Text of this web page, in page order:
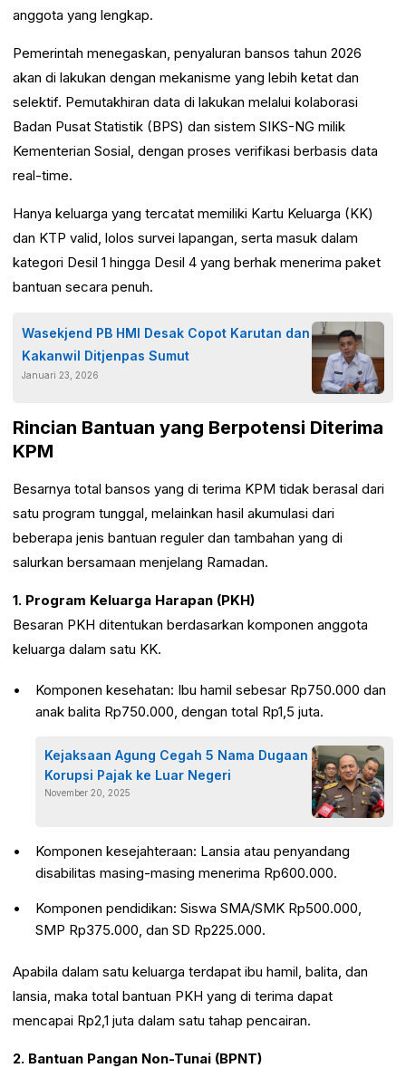
anggota yang lengkap.
Pemerintah menegaskan, penyaluran bansos tahun 2026
akan di lakukan dengan mekanisme yang lebih ketat dan
selektif. Pemutakhiran data di lakukan melalui kolaborasi
Badan Pusat Statistik (BPS) dan sistem SIKS-NG milik
Kementerian Sosial, dengan proses verifikasi berbasis data
real-time.
Hanya keluarga yang tercatat memiliki Kartu Keluarga (KK)
dan KTP valid, lolos survei lapangan, serta masuk dalam
kategori Desil 1 hingga Desil 4 yang berhak menerima paket
bantuan secara penuh.
Wasekjend PB HMI Desak Copot Karutan dan
Kakanwil Ditjenpas Sumut
Januari 23, 2026
Rincian Bantuan yang Berpotensi Diterima
KPM
Besarnya total bansos yang di terima KPM tidak berasal dari
satu program tunggal, melainkan hasil akumulasi dari
beberapa jenis bantuan reguler dan tambahan yang di
salurkan bersamaan menjelang Ramadan.
1. Program Keluarga Harapan (PKH)
Besaran PKH ditentukan berdasarkan komponen anggota
keluarga dalam satu KK.
Komponen kesehatan: Ibu hamil sebesar Rp750.000 dan
anak balita Rp750.000, dengan total Rp1,5 juta.
Kejaksaan Agung Cegah 5 Nama Dugaan
Korupsi Pajak ke Luar Negeri
November 20, 2025
Komponen kesejahteraan: Lansia atau penyandang
disabilitas masing-masing menerima Rp600.000.
Komponen pendidikan: Siswa SMA/SMK Rp500.000,
SMP Rp375.000, dan SD Rp225.000.
Apabila dalam satu keluarga terdapat ibu hamil, balita, dan
lansia, maka total bantuan PKH yang di terima dapat
mencapai Rp2,1 juta dalam satu tahap pencairan.
2. Bantuan Pangan Non-Tunai (BPNT)